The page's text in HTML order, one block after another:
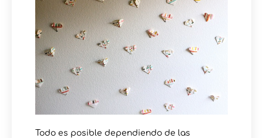
Todo es posible dependiendo de las